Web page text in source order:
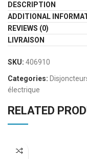
DESCRIPTION
ADDITIONAL
REVIEWS (0)
LIVRAISON
SKU: 406910
Categories:
électrique
RELATED